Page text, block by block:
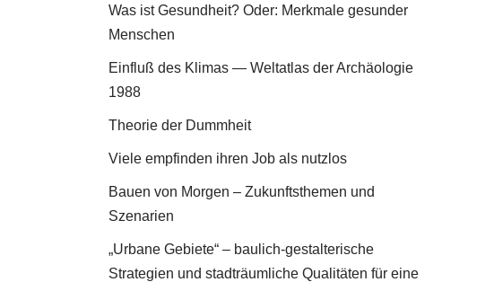
Was ist Gesundheit? Oder: Merkmale gesunder
Menschen
Einfluß des Klimas — Weltatlas der Archäologie
1988
Theorie der Dummheit
Viele empfinden ihren Job als nutzlos
Bauen von Morgen – Zukunftsthemen und
Szenarien
„Urbane Gebiete“ – baulich-gestalterische
Strategien und stadträumliche Qualitäten für eine